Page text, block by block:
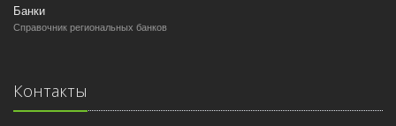
Банки
Справочник региональных банков
Контакты